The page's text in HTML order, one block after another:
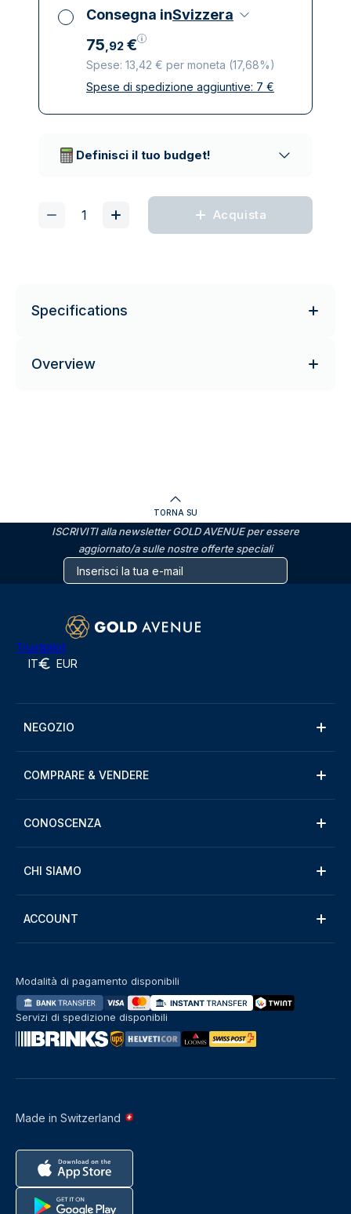
Consegna inSvizzera
75,92 €
Spese: 13,42 € per moneta (17,68%)
Tutte le tasse incluse
Spese di spedizione aggiuntive: 7 €
Definisci il tuo budget!
Acquista
Specifications
Overview
TORNA SU
ISCRIVITI alla newsletter GOLD AVENUE per essere
aggiornato/a sulle nostre offerte speciali
Trustpilot
IT EUR
NEGOZIO
COMPRARE & VENDERE
CONOSCENZA
CHI SIAMO
ACCOUNT
Made in Switzerland
Modalità di pagamento disponibili
Servizi di spedizione disponibili